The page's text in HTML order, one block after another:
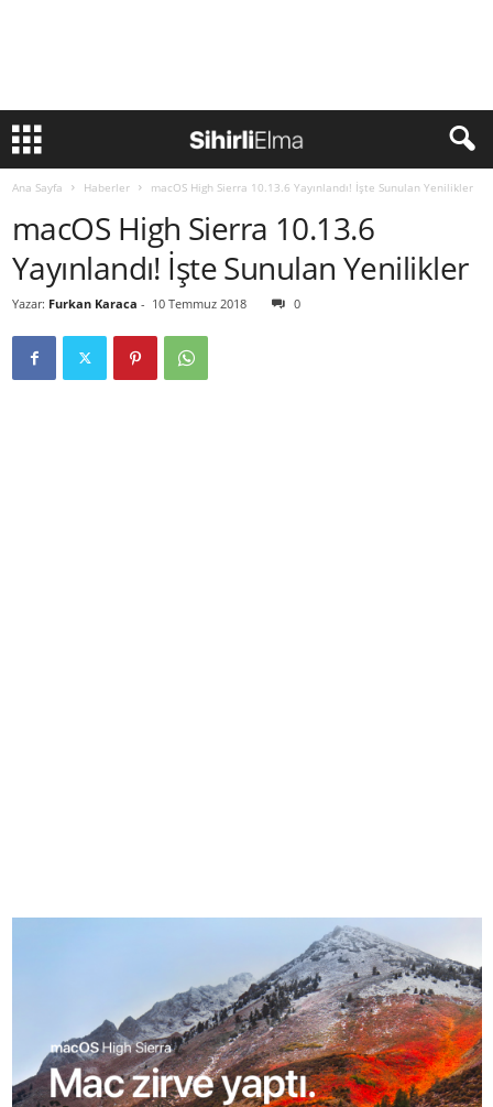
Ana Sayfa Haberler macOS High Sierra 10.13.6 Yayınlandı! İşte Sunulan Yenilikler
macOS High Sierra 10.13.6
Yayınlandı! İşte Sunulan Yenilikler
Yazar: Furkan Karaca - 10 Temmuz 2018 0